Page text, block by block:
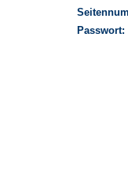
Passwort: